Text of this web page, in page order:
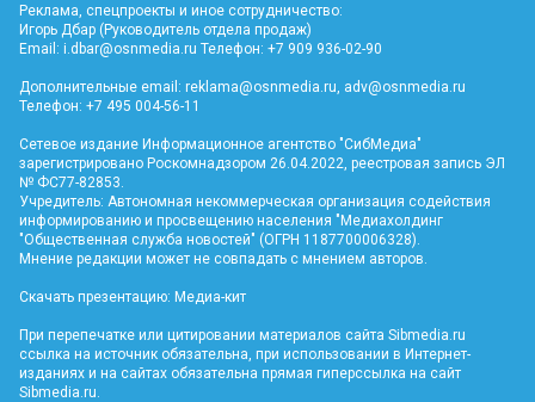
Реклама, спецпроекты и иное сотрудничество:
Игорь Дбар (Руководитель отдела продаж)
Email: i.dbar@osnmedia.ru Телефон: +7 909 936-02-90
Дополнительные email: reklama@osnmedia.ru adv@osnmedia.ru
Телефон: +7 495 004-56-11
Сетевое издание Информационное агентство "СибМедиа"
зарегистрировано Роскомнадзором 26.04.2022, реестровая запись ЭЛ
№ ФС77-82853.
Учредитель: Автономная некоммерческая организация содействия
информированию и просвещению населения "Медиахолдинг
"Общественная служба новостей" (ОГРН 1187700006328).
Мнение редакции может не совпадать с мнением авторов.
Скачать презентацию: Медиа-кит
При перепечатке или цитировании материалов сайта Sibmedia.ru
ссылка на источник обязательна, при использовании в Интернет-
изданиях и на сайтах обязательна прямая гиперссылка на сайт
Sibmedia.ru